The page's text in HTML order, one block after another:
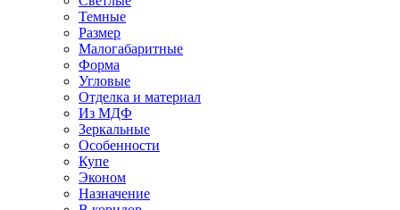
Темные
Размер
Малогабаритные
Форма
Угловые
Отделка и материал
Из МДФ
Зеркальные
Особенности
Купе
Эконом
Назначение